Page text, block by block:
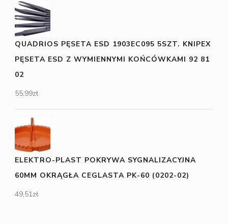
QUADRIOS PĘSETA ESD 1903EC095 5SZT. KNIPEX
PĘSETA ESD Z WYMIENNYMI KOŃCÓWKAMI 92 81
02
55,99zł
ELEKTRO-PLAST POKRYWA SYGNALIZACYJNA
60MM OKRĄGŁA CEGLASTA PK-60 (0202-02)
49,51zł